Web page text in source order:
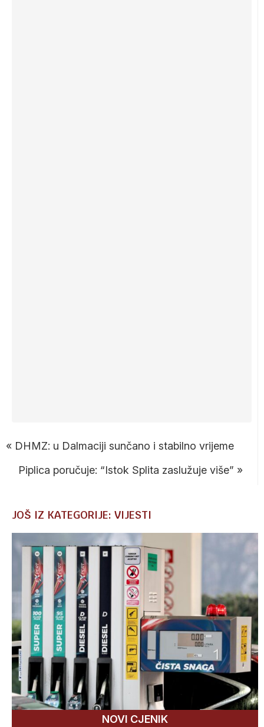
« DHMZ: u Dalmaciji sunčano i stabilno vrijeme
Piplica poručuje: “Istok Splita zaslužuje više” »
JOŠ IZ KATEGORIJE: VIJESTI
NOVI CJENIK